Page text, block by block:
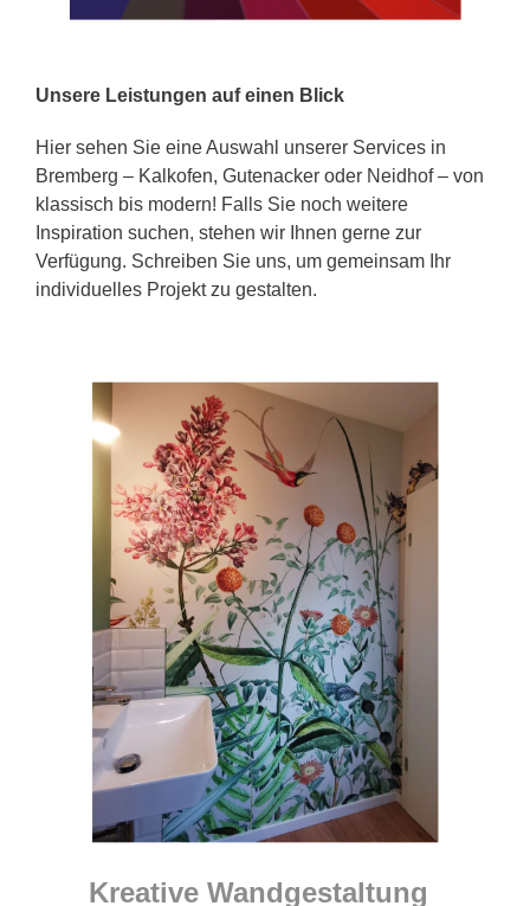
Unsere Leistungen auf einen Blick
Hier sehen Sie eine Auswahl unserer Services in
Bremberg – Kalkofen, Gutenacker oder Neidhof – von
klassisch bis modern! Falls Sie noch weitere
Inspiration suchen, stehen wir Ihnen gerne zur
Verfügung. Schreiben Sie uns, um gemeinsam Ihr
individuelles Projekt zu gestalten.
Kreative Wandgestaltung